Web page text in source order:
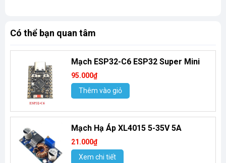
Có thể bạn quan tâm
Mạch ESP32-C6 ESP32 Super Mini
95.000₫
Thêm vào giỏ
Mạch Hạ Áp XL4015 5-35V 5A
21.000₫
Xem chi tiết